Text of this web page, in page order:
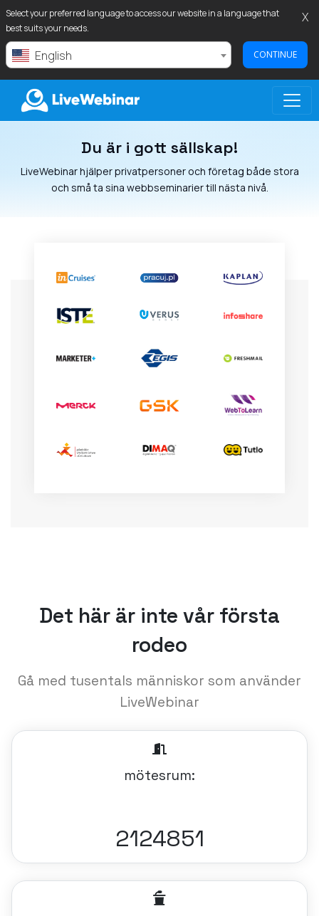
Select your preferred language to access our website in a language that
best suits your needs.
English CONTINUE
X
LIVEWEBINAR.COM
Du är i gott sällskap!
LiveWebinar hjälper privatpersoner och företag både stora
och små ta sina webbseminarier till nästa nivå.
Det här är inte vår första
rodeo
Gå med tusentals människor som använder
LiveWebinar
mötesrum:
2124851